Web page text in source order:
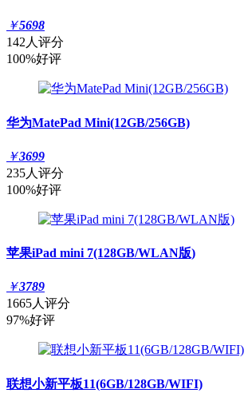
￥5698
142人评分
100%好评
华为MatePad Mini(12GB/256GB)
￥3699
235人评分
100%好评
苹果iPad mini 7(128GB/WLAN版)
￥3789
1665人评分
97%好评
联想小新平板11(6GB/128GB/WIFI)